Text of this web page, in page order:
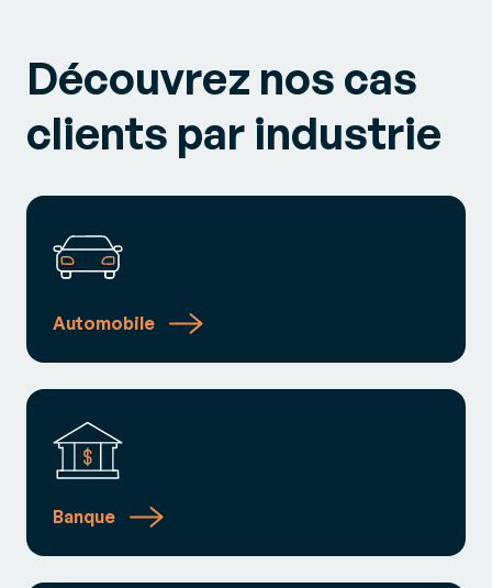
Découvrez nos cas
clients par industrie
Automobile
Banque